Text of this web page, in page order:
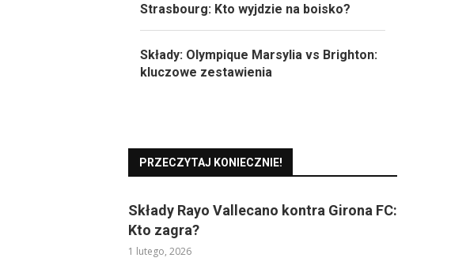
Strasbourg: Kto wyjdzie na boisko?
Składy: Olympique Marsylia vs Brighton:
kluczowe zestawienia
PRZECZYTAJ KONIECZNIE!
Składy Rayo Vallecano kontra Girona FC:
Kto zagra?
1 lutego, 2026